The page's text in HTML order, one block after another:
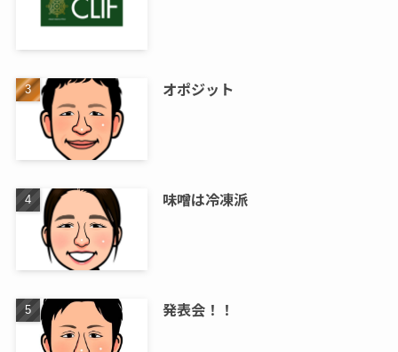
オポジット
味噌は冷凍派
発表会！！